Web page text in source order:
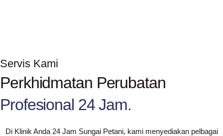
Servis Kami
Perkhidmatan Perubatan
Profesional 24 Jam.
Di Klinik Anda 24 Jam Sungai Petani, kami menyediakan pelbagai